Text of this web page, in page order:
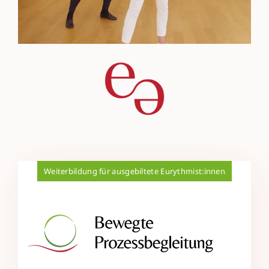
Weiterbildung für ausgebiltete Eurythmist:innen